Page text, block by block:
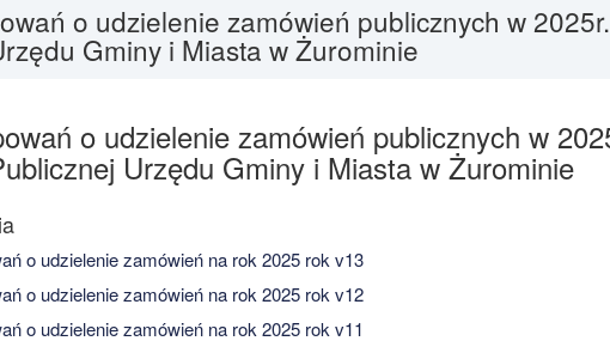
o udzielenie zamówień publicznych w
Gminy i Miasta w Żurominie
o udzielenie zamówień publicznych w
Urzędu Gminy i Miasta w Żurominie
o udzielenie zamówień na rok 2025 rok v13
o udzielenie zamówień na rok 2025 rok v12
o udzielenie zamówień na rok 2025 rok v11